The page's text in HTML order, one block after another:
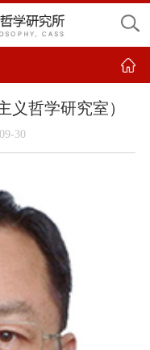
义哲学研究室）
30